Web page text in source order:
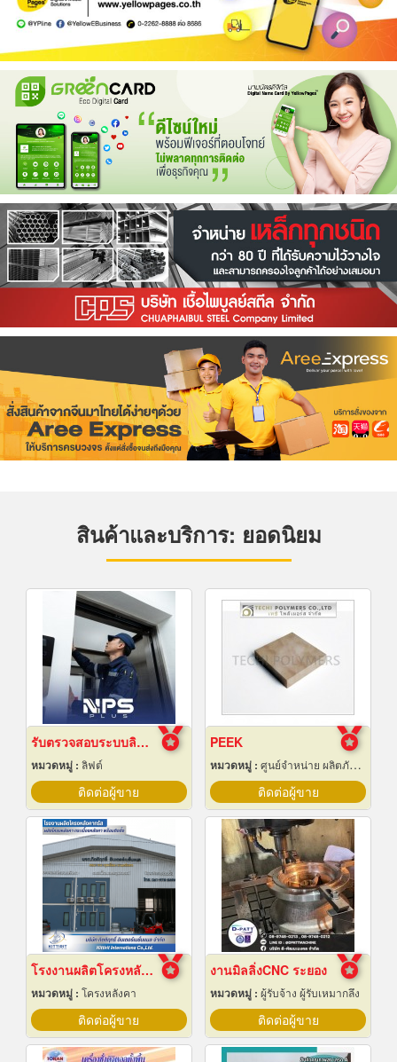
สินค้าและบริการ: ยอดนิยม
รับตรวจสอบระบบลิฟต์ ซ่อมบำรุงรักษา Maintenance
หมวดหมู่ : ลิฟต์
ติดต่อผู้ขาย
PEEK
หมวดหมู่ : ศูนย์จำหน่าย ผลิตภัณฑ์พลาสติกชนิดแท่ง ท่อ แผ่นและสาย
ติดต่อผู้ขาย
โรงงานผลิตโครงหลังคาสำเร็จรูป
หมวดหมู่ : โครงหลังคา
ติดต่อผู้ขาย
งานมิลลิ่งCNC ระยอง
หมวดหมู่ : ผู้รับจ้าง ผู้รับเหมากลึง
ติดต่อผู้ขาย